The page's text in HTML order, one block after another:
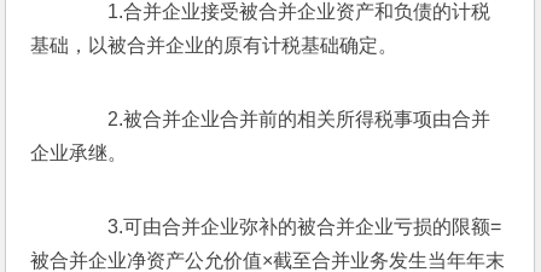
1.合并企业接受被合并企业资产和负债的计税
基础，以被合并企业的原有计税基础确定。
2.被合并企业合并前的相关所得税事项由合并
企业承继。
3.可由合并企业弥补的被合并企业亏损的限额=
被合并企业净资产公允价值×截至合并业务发生当年年末